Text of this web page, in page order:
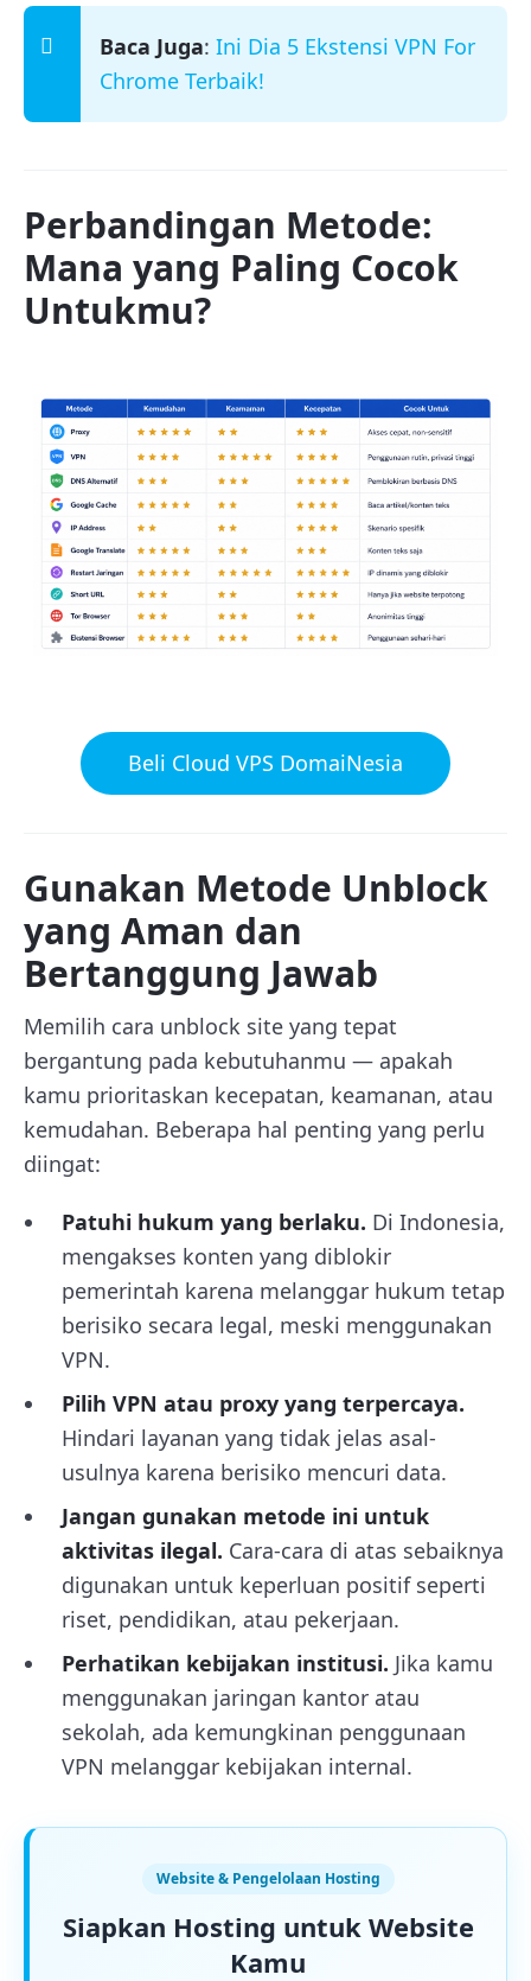
Baca Juga: Ini Dia 5 Ekstensi VPN For
Chrome Terbaik!
Perbandingan Metode:
Mana yang Paling Cocok
Untukmu?
Beli Cloud VPS DomaiNesia
Gunakan Metode Unblock
yang Aman dan
Bertanggung Jawab
Memilih cara unblock site yang tepat
bergantung pada kebutuhanmu — apakah
kamu prioritaskan kecepatan, keamanan, atau
kemudahan. Beberapa hal penting yang perlu
diingat:
Patuhi hukum yang berlaku. Di Indonesia,
mengakses konten yang diblokir
pemerintah karena melanggar hukum tetap
berisiko secara legal, meski menggunakan
VPN.
Pilih VPN atau proxy yang terpercaya.
Hindari layanan yang tidak jelas asal-
usulnya karena berisiko mencuri data.
Jangan gunakan metode ini untuk
aktivitas ilegal. Cara-cara di atas sebaiknya
digunakan untuk keperluan positif seperti
riset, pendidikan, atau pekerjaan.
Perhatikan kebijakan institusi. Jika kamu
menggunakan jaringan kantor atau
sekolah, ada kemungkinan penggunaan
VPN melanggar kebijakan internal.
Website & Pengelolaan Hosting
Siapkan Hosting untuk Website
Kamu